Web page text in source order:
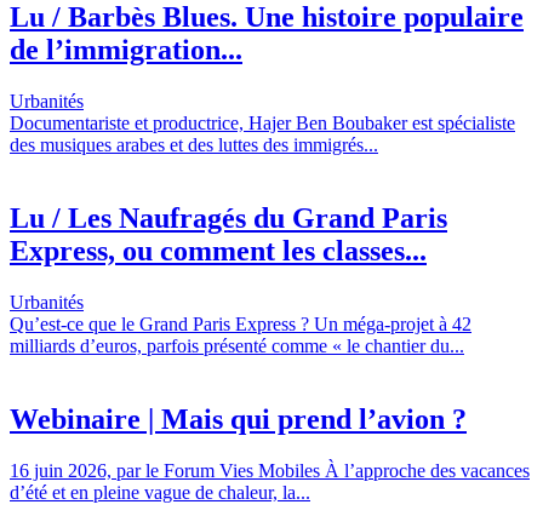
Lu / Barbès Blues. Une histoire populaire
de l’immigration...
Urbanités
Documentariste et productrice, Hajer Ben Boubaker est spécialiste
des musiques arabes et des luttes des immigrés...
Lu / Les Naufragés du Grand Paris
Express, ou comment les classes...
Urbanités
Qu’est-ce que le Grand Paris Express ? Un méga-projet à 42
milliards d’euros, parfois présenté comme « le chantier du...
Webinaire | Mais qui prend l’avion ?
16 juin 2026, par le Forum Vies Mobiles À l’approche des vacances
d’été et en pleine vague de chaleur, la...